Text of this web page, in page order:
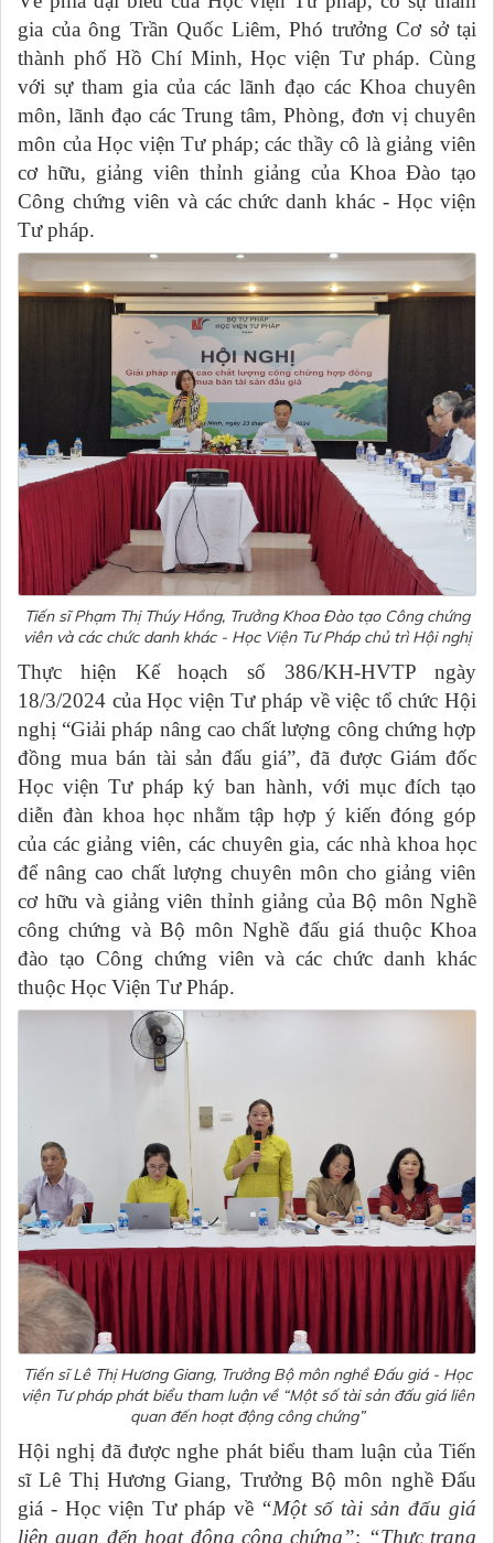
gia của ông Trần Quốc Liêm, Phó trưởng Cơ sở tại
thành phố Hồ Chí Minh, Học viện Tư pháp. Cùng
với sự tham gia của các lãnh đạo các Khoa chuyên
môn, lãnh đạo các Trung tâm, Phòng, đơn vị chuyên
môn của Học viện Tư pháp; các thầy cô là giảng viên
cơ hữu, giảng viên thỉnh giảng của Khoa Đào tạo
Công chứng viên và các chức danh khác - Học viện
Tư pháp.
Tiến sĩ Phạm Thị Thúy Hồng, Trưởng Khoa Đào tạo Công chứng
viên và các chức danh khác - Học Viện Tư Pháp chủ trì Hội nghị
Thực hiện Kế hoạch số 386/KH-HVTP ngày
18/3/2024 của Học viện Tư pháp về việc tổ chức Hội
nghị “Giải pháp nâng cao chất lượng công chứng hợp
đồng mua bán tài sản đấu giá”, đã được Giám đốc
Học viện Tư pháp ký ban hành, với mục đích tạo
diễn đàn khoa học nhằm tập hợp ý kiến đóng góp
của các giảng viên, các chuyên gia, các nhà khoa học
để nâng cao chất lượng chuyên môn cho giảng viên
cơ hữu và giảng viên thỉnh giảng của Bộ môn Nghề
công chứng và Bộ môn Nghề đấu giá thuộc Khoa
đào tạo Công chứng viên và các chức danh khác
thuộc Học Viện Tư Pháp.
Tiến sĩ Lê Thị Hương Giang, Trưởng Bộ môn nghề Đấu giá - Học
viện Tư pháp phát biểu tham luận về “Một số tài sản đấu giá liên
quan đến hoạt động công chứng”
Hội nghị đã được nghe phát biểu tham luận của Tiến
sĩ Lê Thị Hương Giang, Trưởng Bộ môn nghề Đấu
giá - Học viện Tư pháp về “Một số tài sản đấu giá
liên quan đến hoạt động công chứng”; “Thực trạng